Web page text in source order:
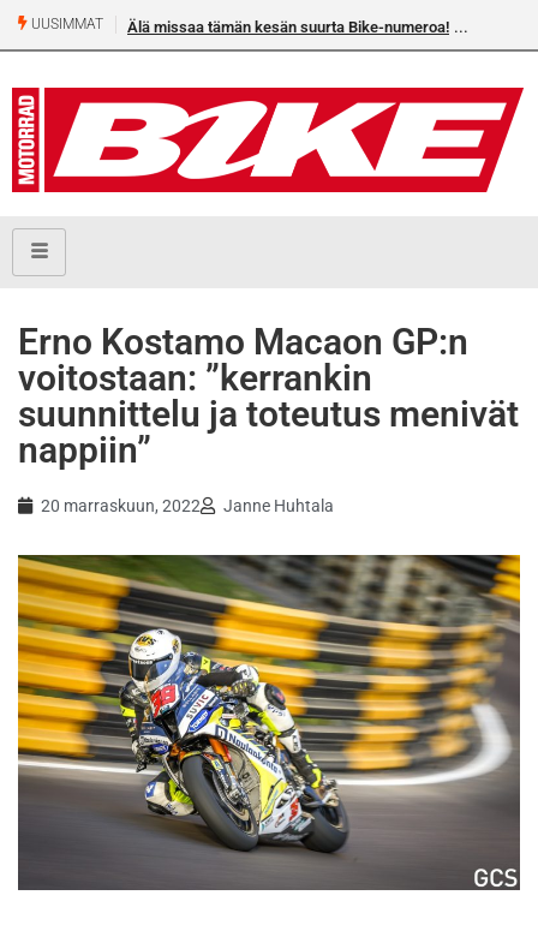
UUSIMMAT Älä missaa tämän kesän suurta Bike-numeroa!
Erno Kostamo Macaon GP:n
voitostaan: ”kerrankin
suunnittelu ja toteutus menivät
nappiin”
20 marraskuun, 2022 Janne Huhtala